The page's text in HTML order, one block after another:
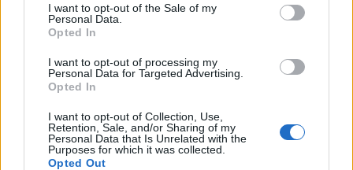
I want to opt-out of the Sale of my
Personal Data.
Opted In
I want to opt-out of processing my
Personal Data for Targeted Advertising.
Opted In
I want to opt-out of Collection, Use,
Retention, Sale, and/or Sharing of my
Personal Data that Is Unrelated with the
Purposes for which it was collected.
Opted Out
Sportas
Aiškėja Modesto
Paulausko skulptūros
pastatymo data:
nuomonę apie ją išsakė ir
pats olimpinis čempionas
Sportas
gelbėtojai – Lietuvos
čempionai: Juodkrantėje